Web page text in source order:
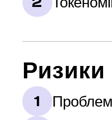
Ризики
1